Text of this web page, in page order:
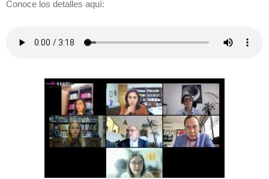
Conoce los detalles aquí: